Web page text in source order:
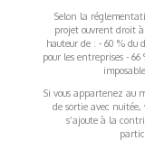
Selon la
projet ouvrent droit
hauteur de : - 60 % du
pour les entreprises -
Si vous appartenez au
de sortie avec nuitée,
s’ajoute à la